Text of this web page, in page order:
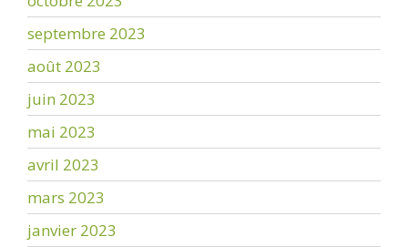
septembre 2023
août 2023
juin 2023
mai 2023
avril 2023
mars 2023
janvier 2023